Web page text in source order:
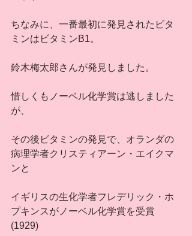
ちなみに、一番最初に発見されたビタ
ミンはビタミンB1。
鈴木梅太郎さんが発見しました。
惜しくもノーベル化学賞は逃しました
が、
その後ビタミンの発見で、オランダの
病理学者クリスティアーン・エイクマ
ンと
イギリスの生化学者フレデリック・ホ
プキンスがノーベル化学賞を受賞
(1929)